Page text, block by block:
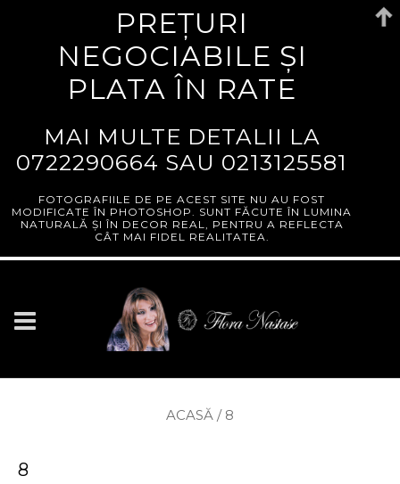
ACASĂ / 8
8
PREȚURI
NEGOCIABILE ȘI
PLATA ÎN RATE
MAI MULTE DETALII LA
0722290664 SAU 0213125581
FOTOGRAFIILE DE PE ACEST SITE NU AU FOST
MODIFICATE ÎN PHOTOSHOP. SUNT FĂCUTE ÎN LUMINA
NATURALĂ ȘI ÎN DECOR REAL, PENTRU A REFLECTA
CÂT MAI FIDEL REALITATEA.